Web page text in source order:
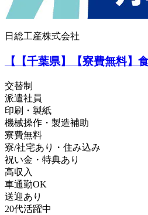
日総工産株式会社
【【千葉県】【寮費無料】
交替制
派遣社員
印刷・製紙
機械操作・製造補助
寮費無料
寮/社宅あり・住み込み
祝い金・特典あり
高収入
車通勤OK
送迎あり
20代活躍中